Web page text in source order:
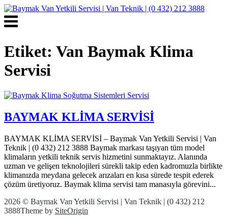
Skip
to
content
Menu
Etiket: Van Baymak Klima
Servisi
BAYMAK KLİMA SERVİSİ
BAYMAK KLİMA SERVİSİ – Baymak Van Yetkili Servisi | Van
Teknik | (0 432) 212 3888 Baymak markası taşıyan tüm model
klimaların yetkili teknik servis hizmetini sunmaktayız. Alanında
uzman ve gelişen teknolojileri sürekli takip eden kadromuzla birlikte
klimanızda meydana gelecek arızaları en kısa sürede tespit ederek
çözüm üretiyoruz. Baymak klima servisi tam manasıyla görevini...
2026 © Baymak Van Yetkili Servisi | Van Teknik | (0 432) 212
3888Theme by SiteOrigin